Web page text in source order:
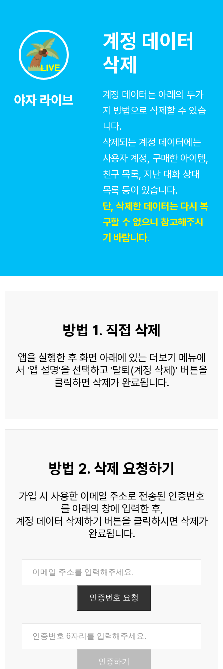
계정 데이터
삭제
계정 데이터는 아래의 두가
지 방법으로 삭제할 수 있습
니다.
삭제되는 계정 데이터에는
사용자 계정, 구매한 아이템,
친구 목록, 지난 대화 상대
목록 등이 있습니다.
단, 삭제한 데이터는 다시 복
구할 수 없으니 참고해주시
기 바랍니다.
방법 1. 직접 삭제
앱을 실행한 후 화면 아래에 있는 더보기 메뉴에
서 '앱 설명'을 선택하고 '탈퇴(계정 삭제)' 버튼을
클릭하면 삭제가 완료됩니다.
방법 2. 삭제 요청하기
가입 시 사용한 이메일 주소로 전송된 인증번호
를 아래의 창에 입력한 후,
계정 데이터 삭제하기 버튼을 클릭하시면 삭제가
완료됩니다.
인증번호 요청
인증하기